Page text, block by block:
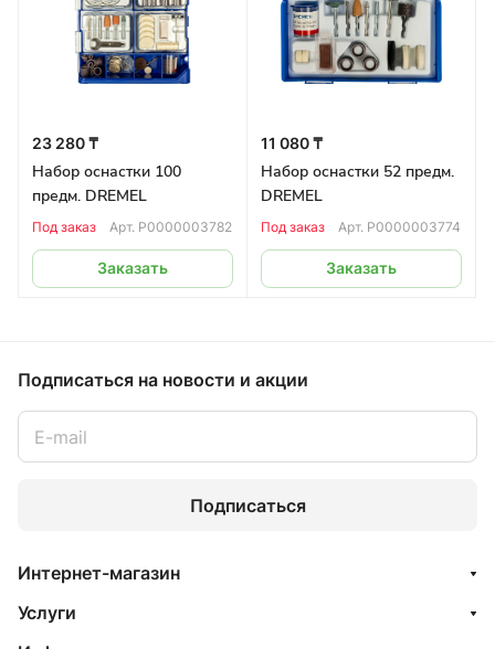
23 280 ₸
Набор оснастки 100
предм. DREMEL
Под заказ Арт. Р0000003782
Заказать
11 080 ₸
Набор оснастки 52 предм.
DREMEL
Под заказ Арт. Р0000003774
Заказать
Подписаться на новости и акции
Подписаться
Интернет-магазин
Услуги